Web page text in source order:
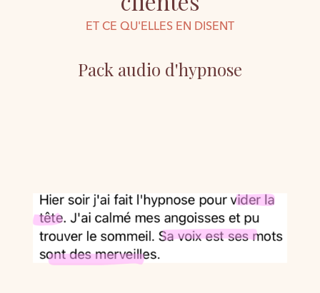
ET CE QU'ELLES EN DISENT
Pack audio d'hypnose